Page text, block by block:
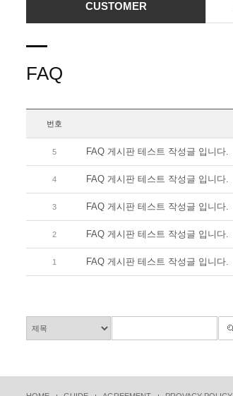
CUSTOMER
FAQ
번호
5 FAQ 게시판 테스트 작성글 입니다.
4 FAQ 게시판 테스트 작성글 입니다.
3 FAQ 게시판 테스트 작성글 입니다.
2 FAQ 게시판 테스트 작성글 입니다.
1 FAQ 게시판 테스트 작성글 입니다.